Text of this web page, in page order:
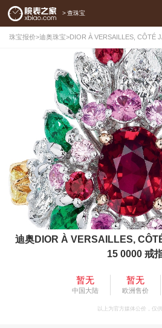
> 查珠宝
珠宝报价>迪奥珠宝>DIOR À VERSAILLES, CÔTÉ
迪奥DIOR À VERSAILLES,
15 0000 戒
暂无
中国大陆
暂无
欧洲售价
以上为官方媒体公价，仅